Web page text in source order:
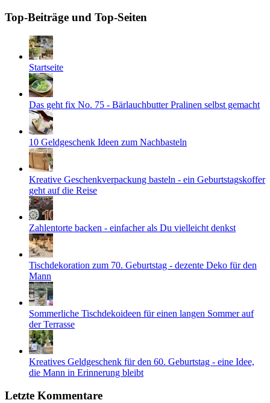
Top-Beiträge und Top-Seiten
Startseite
Das geht fix No. 75 - Bärlauchbutter Pralinen selbst gemacht
10 Geldgeschenk Ideen zum Nachbasteln
Kreative Geschenkverpackung basteln - ein Geburtstagskoffer
geht auf die Reise
Zahlentorte backen - einfacher als Du vielleicht denkst
Tischdekoration zum 70. Geburtstag - dezente Deko für den
Mann
Sommerliche Tischdekoideen für einen langen Sommer auf
der Terrasse
Kreatives Geldgeschenk für den 60. Geburtstag - eine Idee,
die Mann in Erinnerung bleibt
Letzte Kommentare